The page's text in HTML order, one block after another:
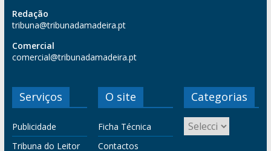
Redação
tribuna@tribunadamadeira.pt
Comercial
comercial@tribunadamadeira.pt
Serviços
Publicidade
Tribuna do Leitor
O site
Ficha Técnica
Contactos
Categorias